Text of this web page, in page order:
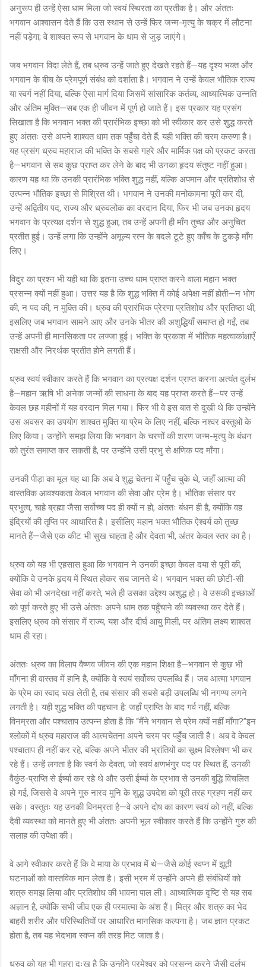
अनुरूप ही उन्हें ऐसा धाम मिला जो स्वयं स्थिरता का प्रतीक है। और अंततः
भगवान आश्वासन देते हैं कि उस स्थान से उन्हें फिर जन्म-मृत्यु के चक्र में लौटना
नहीं पड़ेगा; वे शाश्वत रूप से भगवान के धाम से जुड़ जाएंगे।
जब भगवान विदा लेते हैं, तब ध्रुव उन्हें जाते हुए देखते रहते हैं—यह दृश्य भक्त और
भगवान के बीच के प्रेमपूर्ण संबंध को दर्शाता है। भगवान ने उन्हें केवल भौतिक राज्य
या स्वर्ग नहीं दिया, बल्कि ऐसा मार्ग दिया जिसमें सांसारिक कर्तव्य, आध्यात्मिक उन्नति
और अंतिम मुक्ति—सब एक ही जीवन में पूर्ण हो जाते हैं। इस प्रकार यह प्रसंग
सिखाता है कि भगवान भक्त की प्रारंभिक इच्छा को भी स्वीकार कर उसे शुद्ध करते
हुए अंततः उसे अपने शाश्वत धाम तक पहुँचा देते हैं; यही भक्ति की चरम करुणा है।
यह प्रसंग ध्रुव महाराज की भक्ति के सबसे गहरे और मार्मिक पक्ष को प्रकट करता
है—भगवान से सब कुछ प्राप्त कर लेने के बाद भी उनका हृदय संतुष्ट नहीं हुआ।
कारण यह था कि उनकी प्रारंभिक भक्ति शुद्ध नहीं, बल्कि अपमान और प्रतिशोध से
उत्पन्न भौतिक इच्छा से मिश्रित थी। भगवान ने उनकी मनोकामना पूरी कर दी,
उन्हें अद्वितीय पद, राज्य और ध्रुवलोक का वरदान दिया, फिर भी जब उनका हृदय
भगवान के प्रत्यक्ष दर्शन से शुद्ध हुआ, तब उन्हें अपनी ही माँग तुच्छ और अनुचित
प्रतीत हुई। उन्हें लगा कि उन्होंने अमूल्य रत्न के बदले टूटे हुए काँच के टुकड़े माँग
लिए।
विदुर का प्रश्न भी यही था कि इतना उच्च धाम प्राप्त करने वाला महान भक्त
प्रसन्न क्यों नहीं हुआ। उत्तर यह है कि शुद्ध भक्ति में कोई अपेक्षा नहीं होती—न भोग
की, न पद की, न मुक्ति की। ध्रुव की प्रारंभिक प्रेरणा प्रतिशोध और प्रतिष्ठा थी,
इसलिए जब भगवान सामने आए और उनके भीतर की अशुद्धियाँ समाप्त हो गईं, तब
उन्हें अपनी ही मानसिकता पर लज्जा हुई। भक्ति के प्रकाश में भौतिक महत्वाकांक्षाएँ
राक्षसी और निरर्थक प्रतीत होने लगती हैं।
ध्रुव स्वयं स्वीकार करते हैं कि भगवान का प्रत्यक्ष दर्शन प्राप्त करना अत्यंत दुर्लभ
है—महान ऋषि भी अनेक जन्मों की साधना के बाद यह प्राप्त करते हैं—पर उन्हें
केवल छह महीनों में यह वरदान मिल गया। फिर भी वे इस बात से दुखी थे कि उन्होंने
उस अवसर का उपयोग शाश्वत मुक्ति या प्रेम के लिए नहीं, बल्कि नश्वर वस्तुओं के
लिए किया। उन्होंने समझ लिया कि भगवान के चरणों की शरण जन्म-मृत्यु के बंधन
को तुरंत समाप्त कर सकती है, पर उन्होंने उसी प्रभु से क्षणिक पद माँगा।
उनकी पीड़ा का मूल यह था कि अब वे शुद्ध चेतना में पहुँच चुके थे, जहाँ आत्मा की
वास्तविक आवश्यकता केवल भगवान की सेवा और प्रेम है। भौतिक संसार पर
प्रभुत्व, चाहे ब्रह्मा जैसा सर्वोच्च पद ही क्यों न हो, अंततः बंधन ही है, क्योंकि वह
इंद्रियों की तृप्ति पर आधारित है। इसीलिए महान भक्त भौतिक ऐश्वर्य को तुच्छ
मानते हैं—जैसे एक कीट भी सुख चाहता है और देवता भी, अंतर केवल स्तर का है।
ध्रुव को यह भी एहसास हुआ कि भगवान ने उनकी इच्छा केवल दया से पूरी की,
क्योंकि वे उनके हृदय में स्थित होकर सब जानते थे। भगवान भक्त की छोटी-सी
सेवा को भी अनदेखा नहीं करते, भले ही उसका उद्देश्य अशुद्ध हो। वे उसकी इच्छाओं
को पूर्ण करते हुए भी उसे अंततः अपने धाम तक पहुँचाने की व्यवस्था कर देते हैं।
इसलिए ध्रुव को संसार में राज्य, यश और दीर्घ आयु मिली, पर अंतिम लक्ष्य शाश्वत
धाम ही रहा।
अंततः ध्रुव का विलाप वैष्णव जीवन की एक महान शिक्षा है—भगवान से कुछ भी
माँगना ही वास्तव में हानि है, क्योंकि वे स्वयं सर्वोच्च उपलब्धि हैं। जब आत्मा भगवान
के प्रेम का स्वाद चख लेती है, तब संसार की सबसे बड़ी उपलब्धि भी नगण्य लगने
लगती है। यही शुद्ध भक्ति की पहचान है: जहाँ प्राप्ति के बाद गर्व नहीं, बल्कि
विनम्रता और पश्चाताप उत्पन्न होता है कि “मैंने भगवान से प्रेम क्यों नहीं माँगा?”इन
श्लोकों में ध्रुव महाराज की आत्मचेतना अपने चरम पर पहुँच जाती है। अब वे केवल
पश्चाताप ही नहीं कर रहे, बल्कि अपने भीतर की भ्रांतियों का सूक्ष्म विश्लेषण भी कर
रहे हैं। उन्हें लगता है कि स्वर्ग के देवता, जो स्वयं क्षणभंगुर पद पर स्थित हैं, उनकी
वैकुंठ-प्राप्ति से ईर्ष्या कर रहे थे और उसी ईर्ष्या के प्रभाव से उनकी बुद्धि विचलित
हो गई, जिससे वे अपने गुरु नारद मुनि के शुद्ध उपदेश को पूरी तरह ग्रहण नहीं कर
सके। वस्तुतः यह उनकी विनम्रता है—वे अपने दोष का कारण स्वयं को नहीं, बल्कि
दैवी व्यवस्था को मानते हुए भी अंततः अपनी भूल स्वीकार करते हैं कि उन्होंने गुरु की
सलाह की उपेक्षा की।
वे आगे स्वीकार करते हैं कि वे माया के प्रभाव में थे—जैसे कोई स्वप्न में झूठी
घटनाओं को वास्तविक मान लेता है। इसी भ्रम में उन्होंने अपने ही संबंधियों को
शत्रु समझ लिया और प्रतिशोध की भावना पाल ली। आध्यात्मिक दृष्टि से यह सब
अज्ञान है, क्योंकि सभी जीव एक ही परमात्मा के अंश हैं। मित्र और शत्रु का भेद
बाहरी शरीर और परिस्थितियों पर आधारित मानसिक कल्पना है। जब ज्ञान प्रकट
होता है, तब यह भेदभाव स्वप्न की तरह मिट जाता है।
ध्रुव को यह भी गहरा दुःख है कि उन्होंने परमेश्वर को प्रसन्न करने जैसी दुर्लभ